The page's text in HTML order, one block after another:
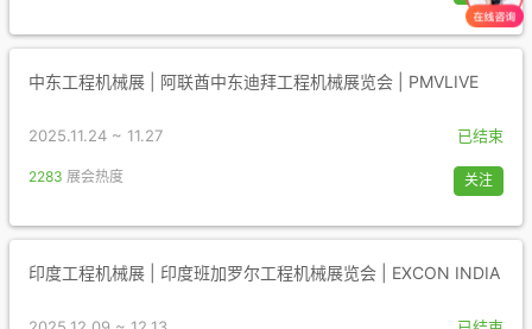
中东工程机械展 | 阿联酋中东迪拜工程机械展览会 | PMVLIVE
2025.11.24 ~ 11.27 已结束
2283 展会热度 关注
印度工程机械展 | 印度班加罗尔工程机械展览会 | EXCON INDIA